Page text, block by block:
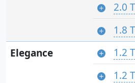
2.0
1.8
Elegance
1.2
1.2